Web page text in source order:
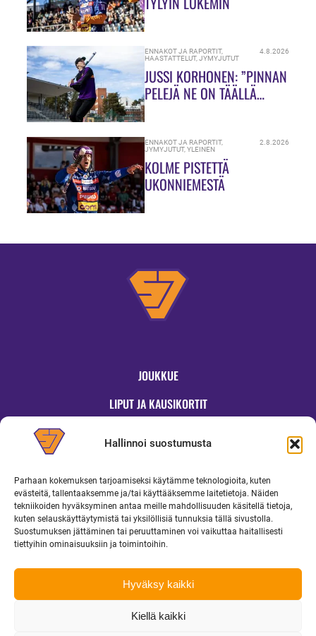
Hallinnoi suostumusta
Parhaan kokemuksen tarjoamiseksi käytämme teknologioita, kuten
evästeitä, tallentaaksemme ja/tai käyttääksemme laitetietoja. Näiden
tekniikoiden hyväksyminen antaa meille mahdollisuuden käsitellä tietoja,
kuten selauskäyttäytymistä tai yksilöllisiä tunnuksia tällä sivustolla.
Suostumuksen jättäminen tai peruuttaminen voi vaikuttaa haitallisesti
tiettyihin ominaisuuksiin ja toimintoihin.
Hyväksy kaikki
Kiellä kaikki
ENNAKOT JA RAPORTIT,
HAASTATTELUT,JYMYJUTUT
4.8.2026
JUSSI KORHONEN: ”PINNAN
PELEJÄ NE ON TÄÄLLÄ
ENNAKOT JA RAPORTIT,
JYMYJUTUT,YLEINEN
2.8.2026
KOLME PISTETTÄ
UKONNIEMESTÄ
JOUKKUE
LIPUT JA KAUSIKORTIT
OTTELUINFO
UUTISET
YRITYKSILLE
MEDIALLE